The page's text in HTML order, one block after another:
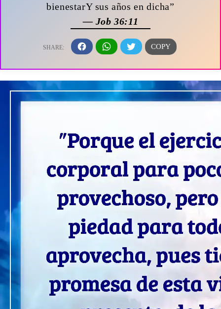
bienestarY sus años en dicha”
— Job 36:11